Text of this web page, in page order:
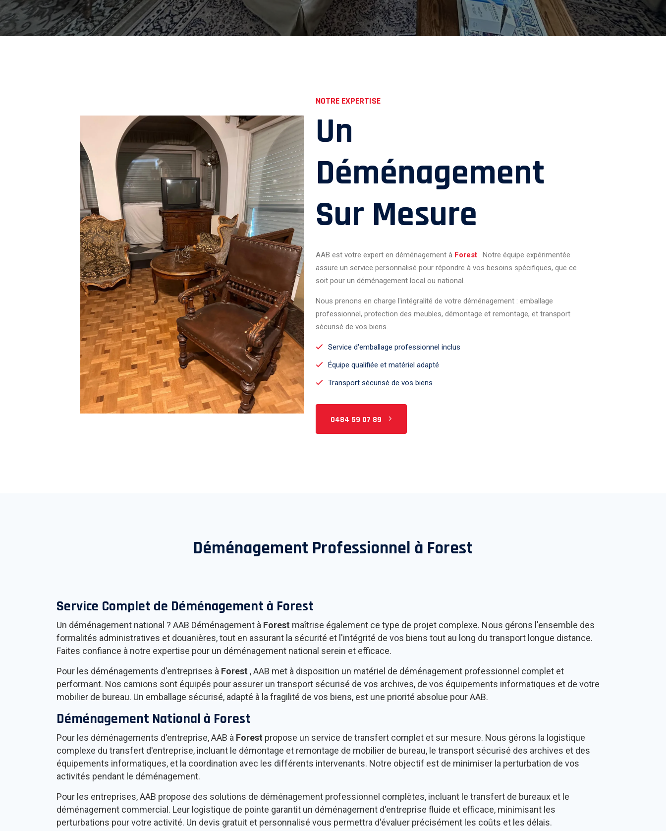
NOTRE EXPERTISE
Un
Déménagement
Sur Mesure
AAB est votre expert en déménagement à Forest . Notre équipe expérimentée
assure un service personnalisé pour répondre à vos besoins spécifiques, que ce
soit pour un déménagement local ou national.
Nous prenons en charge l'intégralité de votre déménagement : emballage
professionnel, protection des meubles, démontage et remontage, et transport
sécurisé de vos biens.
Service d'emballage professionnel inclus
Équipe qualifiée et matériel adapté
Transport sécurisé de vos biens
0484 59 07 89
Déménagement Professionnel à Forest
Service Complet de Déménagement à Forest
Un déménagement national ? AAB Déménagement à Forest maîtrise également ce type de projet complexe. Nous gérons l'ensemble des
formalités administratives et douanières, tout en assurant la sécurité et l'intégrité de vos biens tout au long du transport longue distance.
Faites confiance à notre expertise pour un déménagement national serein et efficace.
Pour les déménagements d'entreprises à Forest , AAB met à disposition un matériel de déménagement professionnel complet et
performant. Nos camions sont équipés pour assurer un transport sécurisé de vos archives, de vos équipements informatiques et de votre
mobilier de bureau. Un emballage sécurisé, adapté à la fragilité de vos biens, est une priorité absolue pour AAB.
Déménagement National à Forest
Pour les déménagements d'entreprise, AAB à Forest propose un service de transfert complet et sur mesure. Nous gérons la logistique
complexe du transfert d'entreprise, incluant le démontage et remontage de mobilier de bureau, le transport sécurisé des archives et des
équipements informatiques, et la coordination avec les différents intervenants. Notre objectif est de minimiser la perturbation de vos
activités pendant le déménagement.
Pour les entreprises, AAB propose des solutions de déménagement professionnel complètes, incluant le transfert de bureaux et le
déménagement commercial. Leur logistique de pointe garantit un déménagement d'entreprise fluide et efficace, minimisant les
perturbations pour votre activité. Un devis gratuit et personnalisé vous permettra d'évaluer précisément les coûts et les délais.